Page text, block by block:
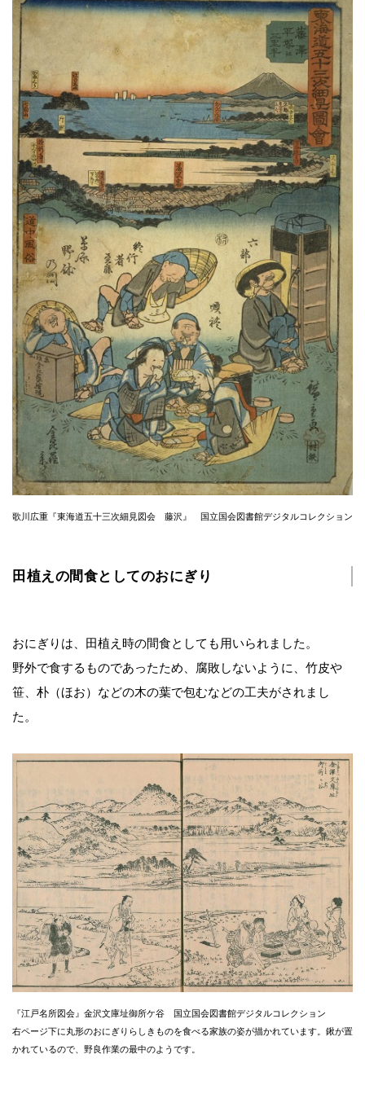
歌川広重『東海道五十三次細見図会 藤沢』 国立国会図書館デジタルコレクション
田植えの間食としてのおにぎり
おにぎりは、田植え時の間食としても用いられました。
野外で食するものであったため、腐敗しないように、竹皮や
笹、朴（ほお）などの木の葉で包むなどの工夫がされまし
た。
『江戸名所図会』金沢文庫址御所ケ谷 国立国会図書館デジタルコレクション
右ページ下に丸形のおにぎりらしきものを食べる家族の姿が描かれています。鍬が置
かれているので、野良作業の最中のようです。